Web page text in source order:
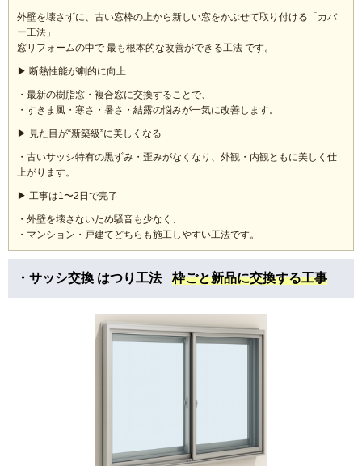
外壁を壊さずに、古い窓枠の上から新しい窓をかぶせて取り付ける「カバ
ー工法」
窓リフォームの中で 最も根本的な改善ができる工法 です。
▶ 断熱性能が劇的に向上
・最新の樹脂窓・複合窓に交換することで、
・すきま風・寒さ・暑さ・結露の悩みが一気に改善します。
▶ 見た目が“新築級”に美しくなる
・古いサッシ特有の黒ずみ・歪みがなくなり、外観・内観ともに美しく仕
上がります。
▶ 工事は1〜2日で完了
・外壁を壊さないため騒音も少なく、
・マンション・戸建てどちらも施工しやすい工法です。
・サッシ交換 はつり工法 枠ごと新品に交換する工事